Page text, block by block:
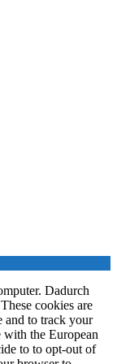
Dadurch
cookies are
and to track your
with the European
to to opt-out of